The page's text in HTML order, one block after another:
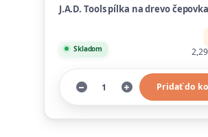
J.A.D. Tools pílka na drevo
Skladom
Pridať do